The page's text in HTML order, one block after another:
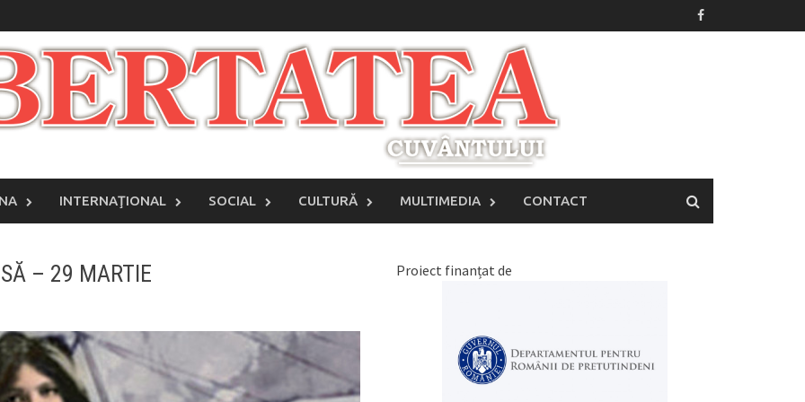
INTERNAŢIONAL SOCIAL CULTURĂ MULTIMEDIA CONTACT
– 29 MARTIE Proiect finanțat de